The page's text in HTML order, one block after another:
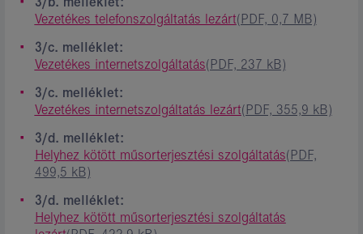
Vezetékes telefonszolgáltatás lezárt(PDF, 0,7 MB)
3/c. melléklet:
Vezetékes internetszolgáltatás(PDF, 237 kB)
3/c. melléklet:
Vezetékes internetszolgáltatás lezárt(PDF, 355,9 kB)
3/d. melléklet:
Helyhez kötött műsorterjesztési szolgáltatás(PDF,
499,5 kB)
3/d. melléklet:
Helyhez kötött műsorterjesztési szolgáltatás